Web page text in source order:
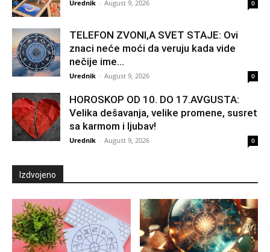
Urednik - August 9, 2026 0
TELEFON ZVONI,A SVET STAJE: Ovi
znaci neće moći da veruju kada vide
nečije ime...
Urednik - August 9, 2026 0
HOROSKOP OD 10. DO 17.AVGUSTA:
Velika dešavanja, velike promene, susret
sa karmom i ljubav!
Urednik - August 9, 2026 0
Izdvojeno